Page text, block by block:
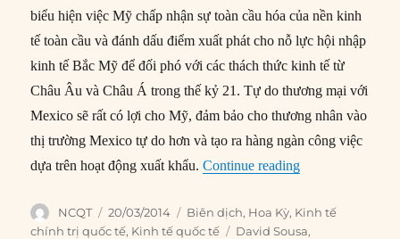
biểu hiện việc Mỹ chấp nhận sự toàn cầu hóa của nền kinh
tế toàn cầu và đánh dấu điểm xuất phát cho nỗ lực hội nhập
kinh tế Bắc Mỹ để đối phó với các thách thức kinh tế từ
Châu Âu và Châu Á trong thế kỷ 21. Tự do thương mại với
Mexico sẽ rất có lợi cho Mỹ, đảm bảo cho thương nhân vào
thị trường Mexico tự do hơn và tạo ra hàng ngàn công việc
dựa trên hoạt động xuất khẩu.Continue reading“#135 – Dân
Author
NCQT
Posted
on
20/03/2014 Categories
Biên dịch, Hoa Kỳ, Kinh tế
chính trị quốc tế, Kinh tế quốc tế Tags
David Sousa,